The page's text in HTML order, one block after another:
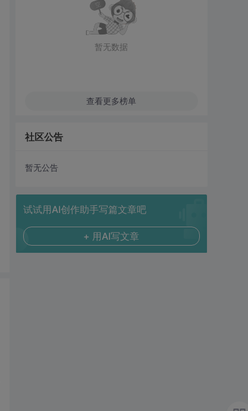
暂无数据
查看更多榜单
社区公告
暂无公告
试试用AI创作助手写篇文章吧
+ 用AI写文章